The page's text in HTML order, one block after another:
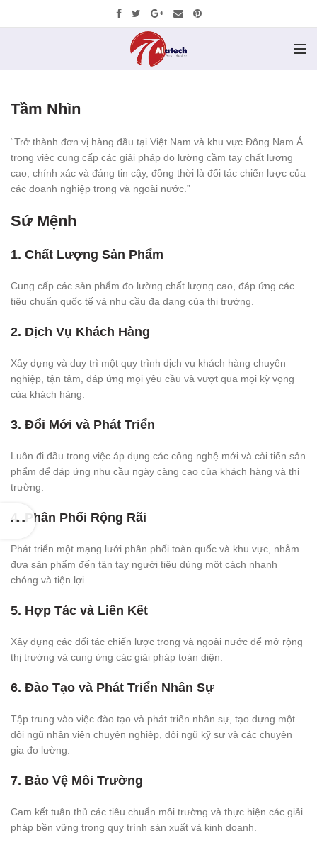
Tầm Nhìn
“Trở thành đơn vị hàng đầu tại Việt Nam và khu vực Đông Nam Á
trong việc cung cấp các giải pháp đo lường cầm tay chất lượng
cao, chính xác và đáng tin cậy, đồng thời là đối tác chiến lược của
các doanh nghiệp trong và ngoài nước.”
Sứ Mệnh
1. Chất Lượng Sản Phẩm
Cung cấp các sản phẩm đo lường chất lượng cao, đáp ứng các
tiêu chuẩn quốc tế và nhu cầu đa dạng của thị trường.
2. Dịch Vụ Khách Hàng
Xây dựng và duy trì một quy trình dịch vụ khách hàng chuyên
nghiệp, tận tâm, đáp ứng mọi yêu cầu và vượt qua mọi kỳ vọng
của khách hàng.
3. Đổi Mới và Phát Triển
Luôn đi đầu trong việc áp dụng các công nghệ mới và cải tiến sản
phẩm để đáp ứng nhu cầu ngày càng cao của khách hàng và thị
trường.
4. Phân Phối Rộng Rãi
Phát triển một mạng lưới phân phối toàn quốc và khu vực, nhằm
đưa sản phẩm đến tận tay người tiêu dùng một cách nhanh
chóng và tiện lợi.
5. Hợp Tác và Liên Kết
Xây dựng các đối tác chiến lược trong và ngoài nước để mở rộng
thị trường và cung ứng các giải pháp toàn diện.
6. Đào Tạo và Phát Triển Nhân Sự
Tập trung vào việc đào tạo và phát triển nhân sự, tạo dựng một
đội ngũ nhân viên chuyên nghiệp, đội ngũ kỹ sư và các chuyên
gia đo lường.
7. Bảo Vệ Môi Trường
Cam kết tuân thủ các tiêu chuẩn môi trường và thực hiện các giải
pháp bền vững trong quy trình sản xuất và kinh doanh.